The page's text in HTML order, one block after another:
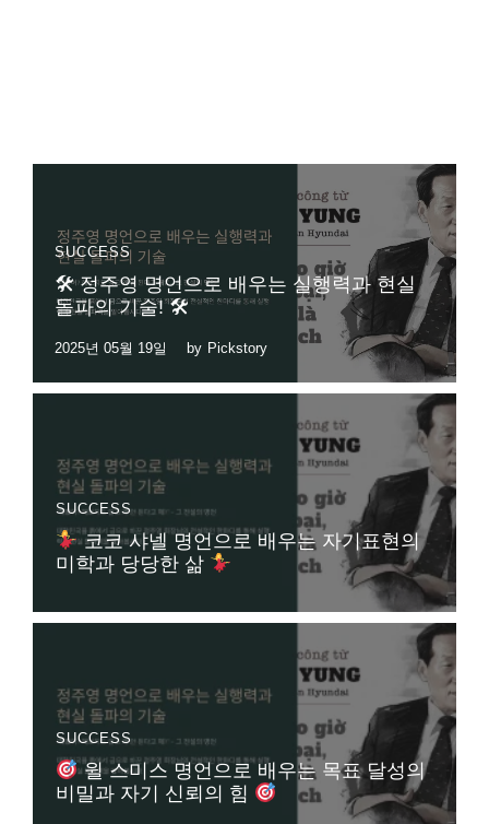
SUCCESS
🛠 정주영 명언으로 배우는 실행력과 현실
돌파의 기술! 🛠
2025년 05월 19일 by Pickstory
SUCCESS
코코 샤넬 명언으로 배우는 자기표현의
미학과 당당한 삶
SUCCESS
윌 스미스 명언으로 배우는 목표 달성의
비밀과 자기 신뢰의 힘